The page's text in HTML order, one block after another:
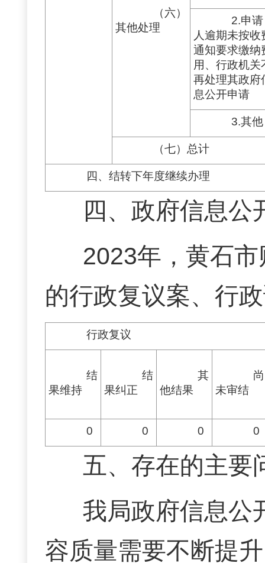
（六）
其他处理
2.申请
人逾期未按收
通知要求缴纳
用、行政机关
再处理其政府
息公开申请
3.其他
（七）总计
四、结转下年度继续办理
四、政府信息公
2023年，黄石
的行政复议案、行
行政复议
结
果维持
结
果纠正
其
他结果
尚
未审结
0 0 0 0
五、存在的主要
我局政府信息公
容质量需要不断提